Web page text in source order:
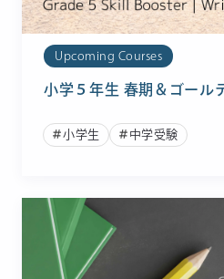
Upcoming Courses
小学５年生 春期＆ゴール
小学生 中学受験